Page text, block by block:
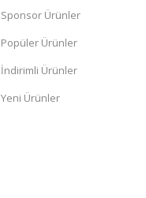
Sponsor Ürünler
Popüler Ürünler
İndirimli Ürünler
Yeni Ürünler